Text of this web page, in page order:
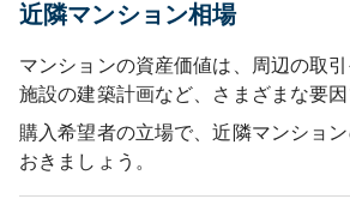
近隣マンション相場
マンションの資産価値は、周辺の取
施設の建築計画など、さまざまな要因
購入希望者の立場で、近隣マンショ
おきましょう。